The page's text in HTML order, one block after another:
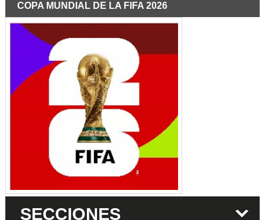
COPA MUNDIAL DE LA FIFA 2026
SECCIONES